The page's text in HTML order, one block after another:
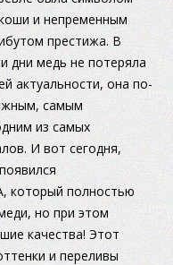
и непременным
престижа. В
дни медь не потеряла
актуальности, она по-
самым
из самых
И вот сегодня,
который полностью
но при этом
качества! Этот
и переливы